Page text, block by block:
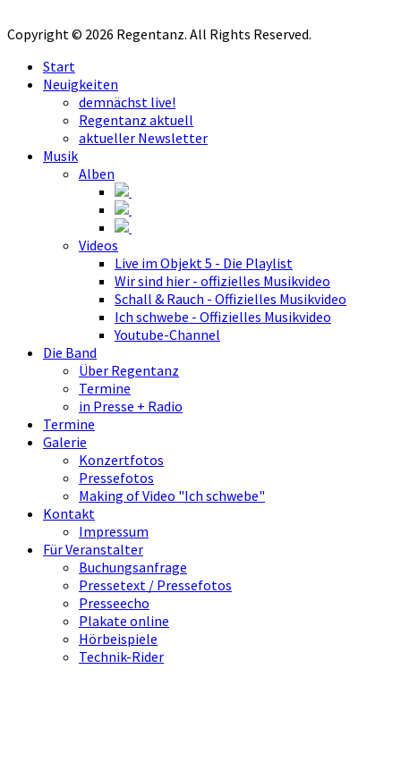
Copyright © 2026 Regentanz. All Rights Reserved.
Start
Neuigkeiten
demnächst live!
Regentanz aktuell
aktueller Newsletter
Musik
Alben
Videos
Live im Objekt 5 - Die Playlist
Wir sind hier - offizielles Musikvideo
Schall & Rauch - Offizielles Musikvideo
Ich schwebe - Offizielles Musikvideo
Youtube-Channel
Die Band
Über Regentanz
Termine
in Presse + Radio
Termine
Galerie
Konzertfotos
Pressefotos
Making of Video "Ich schwebe"
Kontakt
Impressum
Für Veranstalter
Buchungsanfrage
Pressetext / Pressefotos
Presseecho
Plakate online
Hörbeispiele
Technik-Rider